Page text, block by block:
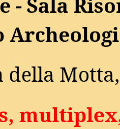
- Sala
della